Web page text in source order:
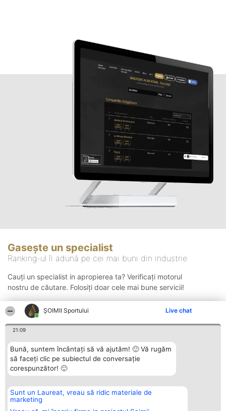
ȘOIMII Sportului Live chat
21:09
Bună, suntem încântați să vă ajutăm! 🙂 Vă rugăm
să faceți clic pe subiectul de conversație
corespunzător! 🙂
Sunt un Laureat, vreau să ridic materiale de
marketing
Gasește un specialist
Ranking-ul îi adună pe cei mai buni din industrie
Cauți un specialist in apropierea ta? Verificați motorul
nostru de căutare. Folosiți doar cele mai bune servicii!
Organizator Ranking
BRIGHT SOLUTIONS BR SRL
Aleea Timisul De Sus 2 Bl. A30
Plebiscyt
Lista Tuturor
Contact